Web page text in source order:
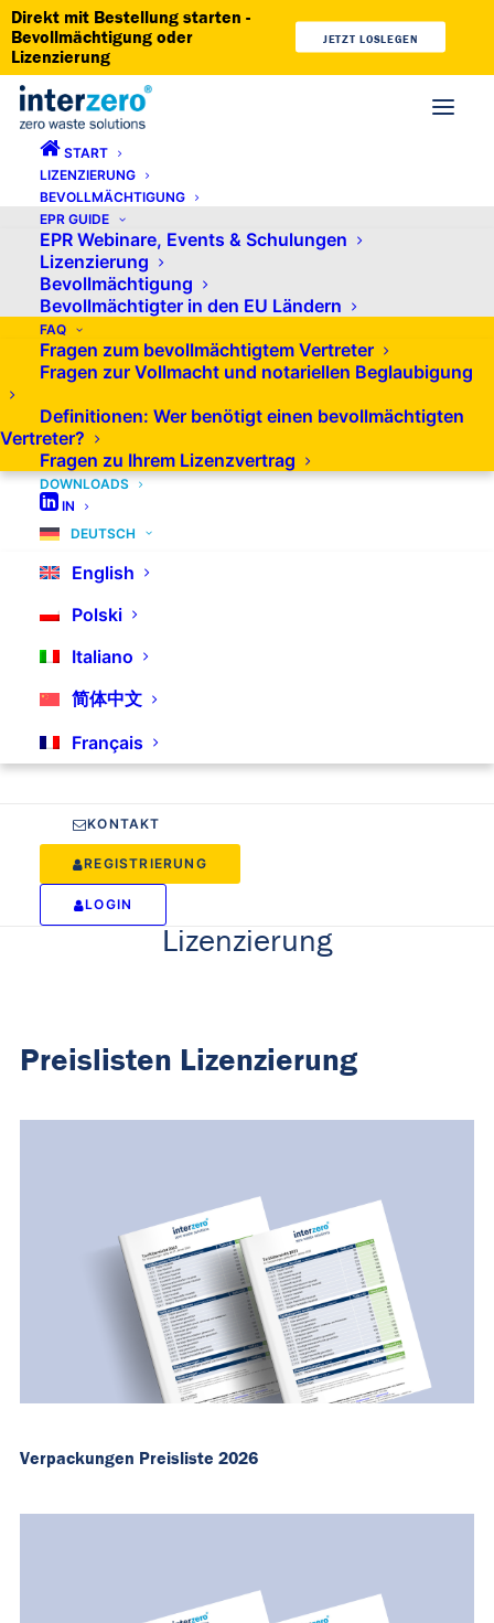
Direkt mit Bestellung starten -
Bevollmächtigung oder
Lizenzierung
JETZT LOSLEGEN
START
LIZENZIERUNG
BEVOLLMÄCHTIGUNG
EPR GUIDE
EPR Webinare, Events & Schulungen
Lizenzierung
Bevollmächtigung
Bevollmächtigter in den EU Ländern
FAQ
Fragen zum bevollmächtigtem Vertreter
Fragen zur Vollmacht und notariellen Beglaubigung
Definitionen: Wer benötigt einen bevollmächtigten
Vertreter?
Fragen zu Ihrem Lizenzvertrag
DOWNLOADS
IN
DEUTSCH
English
Polski
Italiano
简体中文
Français
KONTAKT
REGISTRIERUNG
LOGIN
Downloads & Dokumente
Finden Sie hier alle Preislisten,
Informationsmaterialen
rund um das Thema
Bevollmächtigung und
Lizenzierung
Preislisten Lizenzierung
Verpackungen Preisliste 2026